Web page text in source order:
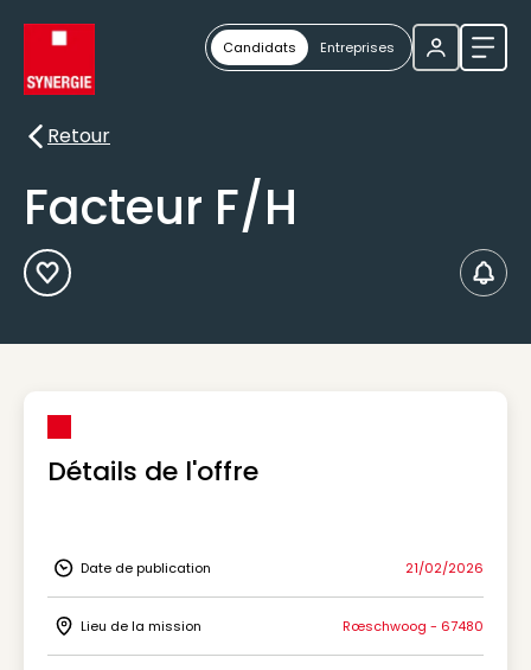
Candidats Entreprises
Retour
Retour
Facteur F/H
Ajouter aux Favoris
Détails de l'offre
Icon Date de publication
Date de publication 21/02/2026
Icon Lieu de la mission
Lieu de la mission Rœschwoog - 67480